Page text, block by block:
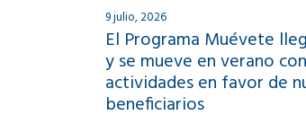
9 julio, 2026
El Programa Muévete
y se mueve en verano
actividades en favor de
beneficiarios